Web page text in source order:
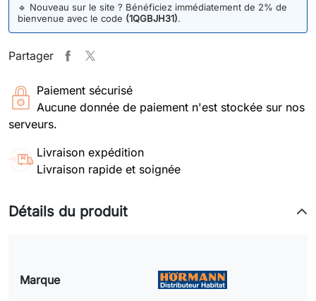
🔹 Nouveau sur le site ? Bénéficiez immédiatement de 2% de
bienvenue avec le code (1QGBJH31).
Partager
Paiement sécurisé
Aucune donnée de paiement n'est stockée sur nos
serveurs.
Livraison expédition
Livraison rapide et soignée
Détails du produit
Marque